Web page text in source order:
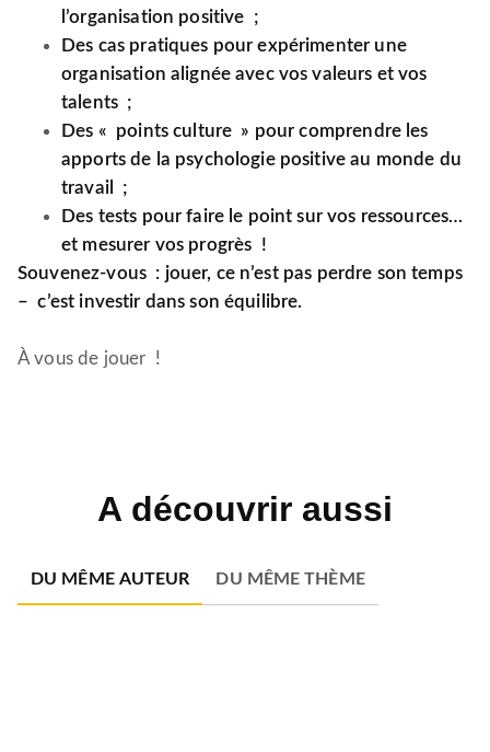
l’organisation positive ;
Des cas pratiques pour expérimenter une
organisation alignée avec vos valeurs et vos
talents ;
Des « points culture » pour comprendre les
apports de la psychologie positive au monde du
travail ;
Des tests pour faire le point sur vos ressources…
et mesurer vos progrès !
Souvenez-vous : jouer, ce n’est pas perdre son temps
– c’est investir dans son équilibre.
À vous de jouer !
A découvrir aussi
DU MÊME AUTEUR DU MÊME THÈME